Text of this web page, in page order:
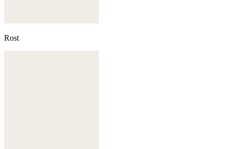
Rost